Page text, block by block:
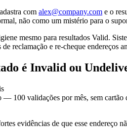
com alex@company.com e o
não como um mistério para o
mesmo para resultados Valid.
reclamação e re-cheque endereços
é Invalid ou
— 100 validações por mês, sem cartão
evidências de que esse endereço